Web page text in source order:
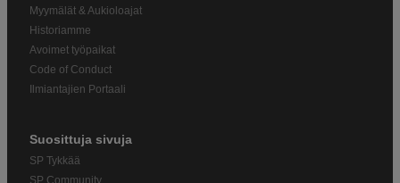
Myymälät & Aukioloajat
Historiamme
Avoimet työpaikat
Code of Conduct
Ilmiantajien Portaali
Suosittuja sivuja
SP Tykkää